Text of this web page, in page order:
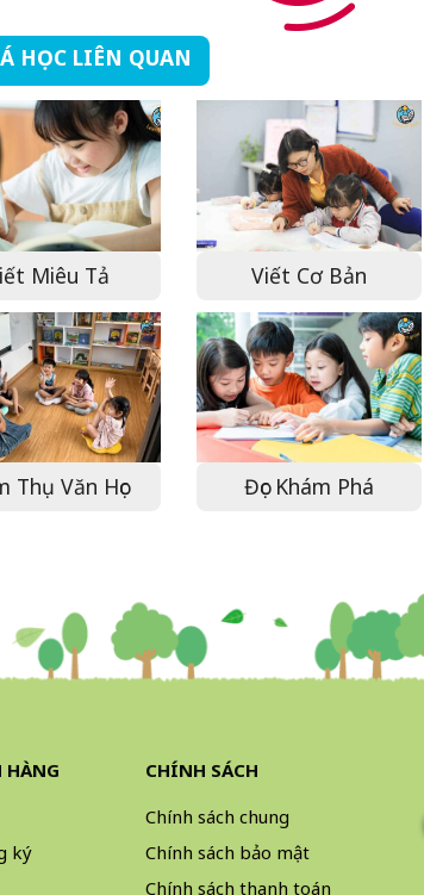
HỌC LIÊN QUAN
Miêu Tả Viết Cơ Bản
Thụ Văn Học Đọc Khám Phá
HÀNG
ký
CHÍNH SÁCH
Chính sách chung
Chính sách bảo mật
Chính sách thanh toán